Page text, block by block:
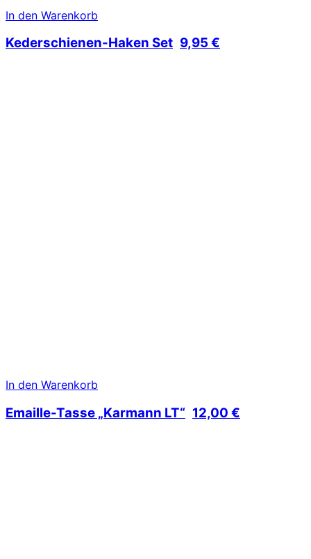
In den Warenkorb
Kederschienen-Haken Set 9,95 €
In den Warenkorb
Emaille-Tasse „Karmann LT“ 12,00 €